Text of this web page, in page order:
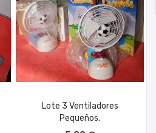
Lote 3 Ventiladores
Pequeños.